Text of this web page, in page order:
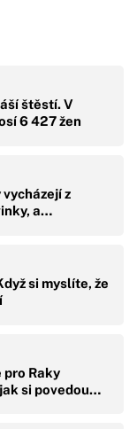
štěstí. V
6 427 žen
z
a…
si myslíte, že
pro Raky
si povedou…